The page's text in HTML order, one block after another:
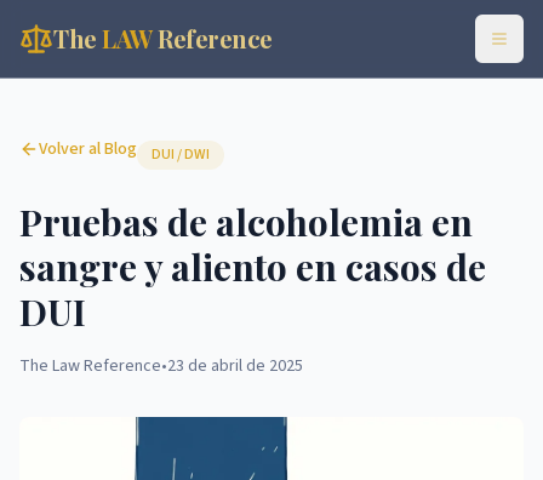
TheLAWReference
Volver al Blog DUI / DWI
Pruebas de alcoholemia en
sangre y aliento en casos de
DUI
The Law Reference•23 de abril de 2025